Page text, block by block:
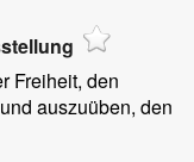
Freiheit, den
auszuüben, den